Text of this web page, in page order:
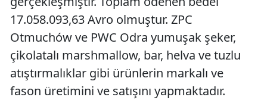
17.058.093,63 Avro olmuştur. ZPC
Otmuchów ve PWC Odra yumuşak şeker,
çikolatalı marshmallow, bar, helva ve tuzlu
atıştırmalıklar gibi ürünlerin markalı ve
fason üretimini ve satışını yapmaktadır.